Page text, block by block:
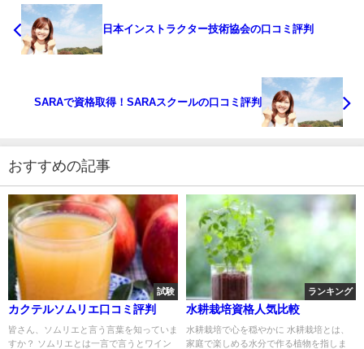
日本インストラクター技術協会の口コミ評判
SARAで資格取得！SARAスクールの口コミ評判
おすすめの記事
試験
カクテルソムリエ口コミ評判
皆さん、ソムリエと言う言葉を知っていま
すか？ ソムリエとは一言で言うとワイン
ランキング
水耕栽培資格人気比較
水耕栽培で心を穏やかに 水耕栽培とは、
家庭で楽しめる水分で作る植物を指しま